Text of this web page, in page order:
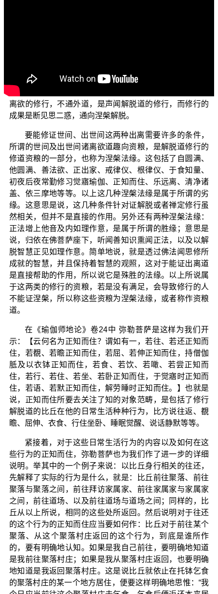
成两个部分：一种是世间离欲的修行，是共外道，禅定的
修行，修行的成果是证世间四禅八定；而另一种是出世间
离欲的修行，不通外道，是声闻解脱道的修行，而修行的
成果是断见思二惑，通向涅槃解脱。
要能修证世间、出世间这两种出离需要许多的条件，
所谓的世间及出世间诸离欲道趣向资粮，是解脱道修行的
修道资粮的一部分，也称为涅槃法缘。这包括了自圆满、
他圆满、善法欲、正出家、戒律仪、根律仪、于食知量、
初夜后夜常勤修习觉寤瑜伽、正知而住、乐远离、清净诸
盖、依三摩地等等。以上这几种涅槃法缘是属于所谓的劣
缘。这意思是说，这几种条件针对证解脱或者禅定修行虽
然相关，但并不是直接的作用。另外还有两种涅槃法缘：
正法增上他音及内如理作意，是属于所谓的胜缘；意思是
说，归依在佛菩萨座下，听闻善知识熏闻正法，以及以解
脱智慧正见如理作意。简单地说，就是透过佛法闻思修所
成就的智慧，并且保持着智慧的观照，这对于能证出离道
是直接帮助的作用，所以说它是殊胜的法缘。以上所说属
于这两类的修行的资粮，若是没有满足，会导致修行的人
不能证涅槃，所以称这些资粮为涅槃法缘，或者称作资粮
道。
在《瑜伽师地论》卷24中 弥勒菩萨是这样为我们开
示：【云何名为正知而住？谓如有一，若往、若还正知而
住，若覩、若瞻正知而住，若屈、若伸正知而住，持僧伽
胝及以衣钵正知而住，若食、若饮、若噉、若尝正知而
住，若行、若住、若坐、若卧正知而住，于觉寤时正知而
住，若语、若默正知而住，解劳睡时正知而住。】也就是
说，正知而住所要去关注了知的对象范畴，是包括了修行
解脱道的比丘在他的日常生活种种行为，比方说往返、覩
瞻、屈伸、衣食、行住坐卧、睡眠觉醒、说话静默等等。
紧接着，对于这些日常生活行为的内容以及如何在这
些行为的正知而住，弥勒菩萨也为我们作了进一步的详细
说明。举其中的一个例子来说：以比丘身行相关的往还，
先解释了实际的行为是什么，就是：比丘前往聚落、前往
聚落与聚落之间，前往拜访家属家、前往家属家与家属家
之间，前往道场、以及前往道场与道场之间；同样的，比
丘从以上所说，相同的这些处所返回。然后说明对于往还
的这个行为的正知而住应当要如何作：比丘对于前往某个
聚落、从这个聚落村庄返回的这个行为，到底是谁所作
的，要有明确地认知。如果是我自己前往，要明确地知道
是我前往聚落村庄；如果是我从聚落村庄返回，也要明确
地知道是我返回聚落村庄。这是说比丘就依止在托钵乞食
的聚落村庄的某一个地方居住，便要这样明确地思惟：“我